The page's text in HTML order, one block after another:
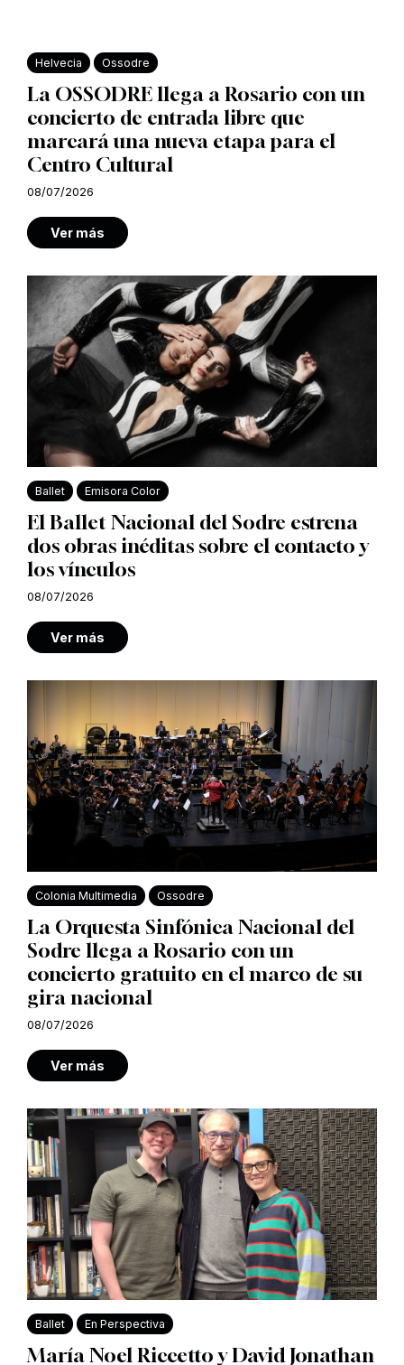
Helvecia Ossodre
La OSSODRE llega a Rosario con un
concierto de entrada libre que
marcará una nueva etapa para el
Centro Cultural
08/07/2026
Ver más
Ballet Emisora Color
El Ballet Nacional del Sodre estrena
dos obras inéditas sobre el contacto y
los vínculos
08/07/2026
Ver más
Colonia Multimedia Ossodre
La Orquesta Sinfónica Nacional del
Sodre llega a Rosario con un
concierto gratuito en el marco de su
gira nacional
08/07/2026
Ver más
Ballet En Perspectiva
María Noel Riccetto y David Jonathan